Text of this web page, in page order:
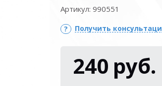
Артикул: 990551
Получить
240 руб.